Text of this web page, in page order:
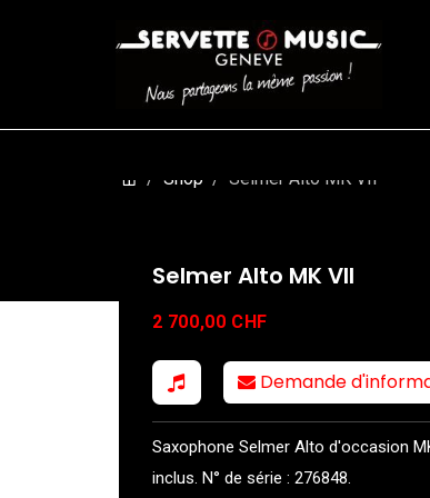
Shop Selmer Alto MK VII
Selmer Alto MK VII
2 700,00 CHF
Demande
Saxophone Selmer Alto d'occasion
inclus. N° de série : 276848.